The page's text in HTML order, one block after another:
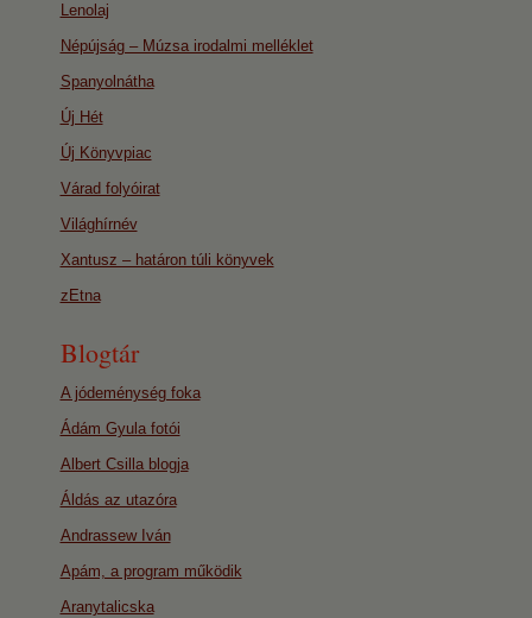
Lenolaj
Népújság – Múzsa irodalmi melléklet
Spanyolnátha
Új Hét
Új Könyvpiac
Várad folyóirat
Világhírnév
Xantusz – határon túli könyvek
zEtna
Blogtár
A jódeménység foka
Ádám Gyula fotói
Albert Csilla blogja
Áldás az utazóra
Andrassew Iván
Apám, a program működik
Aranytalicska